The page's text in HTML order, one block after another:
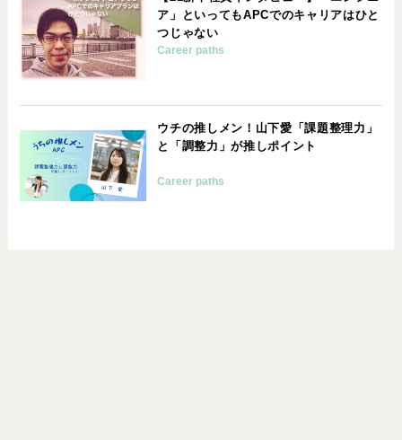
ア」といってもAPCでのキャリアはひと
つじゃない
Career paths
ウチの推しメン！山下愛「課題整理力」
と「調整力」が推しポイント
Career paths